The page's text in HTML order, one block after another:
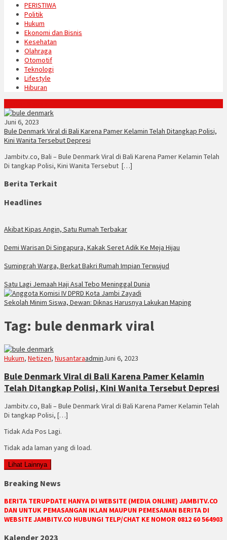
PERISTIWA
Politik
Hukum
Ekonomi dan Bisnis
Kesehatan
Olahraga
Otomotif
Teknologi
Lifestyle
Hiburan
Juni 6, 2023
Bule Denmark Viral di Bali Karena Pamer Kelamin Telah Ditangkap Polisi,
Kini Wanita Tersebut Depresi
Jambitv.co, Bali – Bule Denmark Viral di Bali Karena Pamer Kelamin Telah
Di tangkap Polisi, Kini Wanita Tersebut […]
Berita Terkait
Headlines
Akibat Kipas Angin, Satu Rumah Terbakar
Demi Warisan Di Singapura, Kakak Seret Adik Ke Meja Hijau
Sumingrah Warga, Berkat Bakri Rumah Impian Terwujud
Satu Lagi Jemaah Haji Asal Tebo Meninggal Dunia
Sekolah Minim Siswa, Dewan: Diknas Harusnya Lakukan Maping
Tag: bule denmark viral
Hukum, Netizen, NusantaraadminJuni 6, 2023
Bule Denmark Viral di Bali Karena Pamer Kelamin
Telah Ditangkap Polisi, Kini Wanita Tersebut Depresi
Jambitv.co, Bali – Bule Denmark Viral di Bali Karena Pamer Kelamin Telah
Di tangkap Polisi, […]
Tidak Ada Pos Lagi.
Tidak ada laman yang di load.
Lihat Lainnya
Breaking News
BERITA TERUPDATE HANYA DI WEBSITE (MEDIA ONLINE) JAMBITV.CO
DAN UNTUK PEMASANGAN IKLAN MAUPUN PEMESANAN BERITA DI
WEBSITE JAMBITV.CO HUBUNGI TELP/CHAT KE NOMOR 0812 60 564903
Kalender 2023